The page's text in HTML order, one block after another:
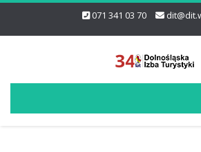
071 341 03 70